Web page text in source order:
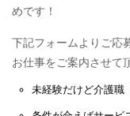
めです！
下記フォームよりご応
お仕事をご案内させて
未経験だけど介護職